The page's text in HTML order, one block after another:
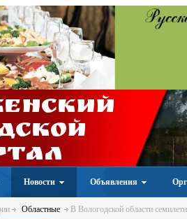
Новости Объявления
Областные В Вологодской области